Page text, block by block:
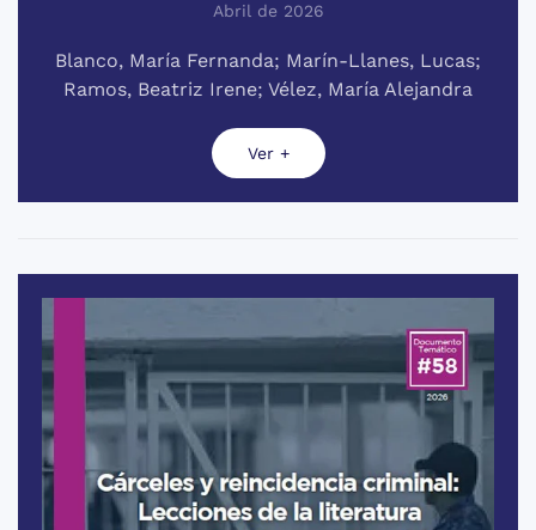
Abril de 2026
Blanco, María Fernanda; Marín-Llanes, Lucas;
Ramos, Beatriz Irene; Vélez, María Alejandra
Ver +